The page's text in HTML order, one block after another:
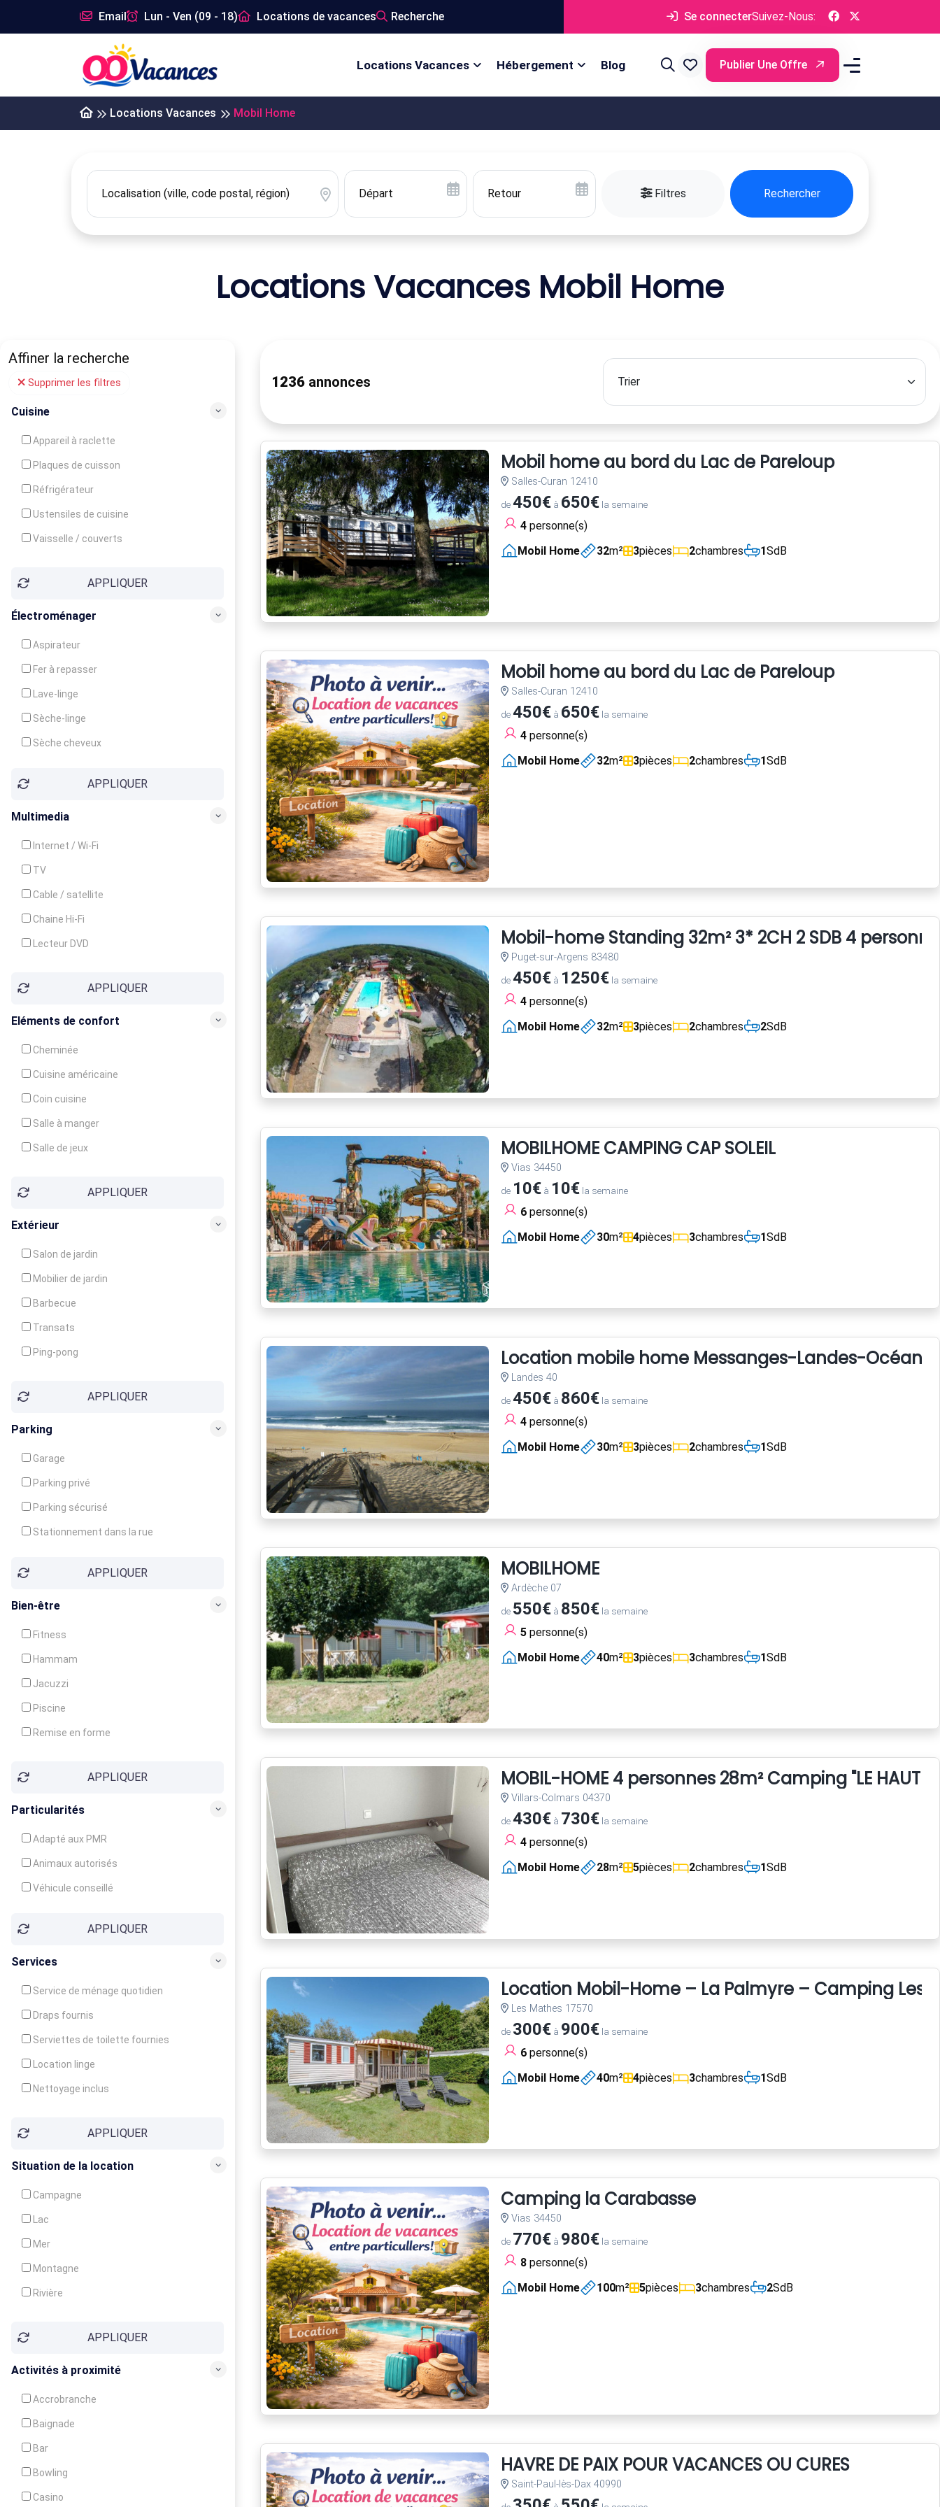
Email Lun - Ven (09 - 18) Locations de vacances Recherche Se connecterSuivez-Nous:
Locations Vacances Hébergement Blog Publier Une Offre
Locations Vacances Mobil Home
Filtres Rechercher
Locations Vacances Mobil Home
Affiner la recherche
Supprimer les filtres
Cuisine
Appareil à raclette
Plaques de cuisson
Réfrigérateur
Ustensiles de cuisine
Vaisselle / couverts
Congélateur
APPLIQUER
Électroménager
Aspirateur
Fer à repasser
Lave-linge
Sèche-linge
Sèche cheveux
APPLIQUER
Multimedia
Internet / Wi-Fi
TV
Cable / satellite
Chaine Hi-Fi
Lecteur DVD
APPLIQUER
Eléments de confort
Cheminée
Cuisine américaine
Coin cuisine
Salle à manger
Salle de jeux
Balcon / Terrasse
APPLIQUER
Extérieur
Salon de jardin
Mobilier de jardin
Barbecue
Transats
Ping-pong
Jeux d'enfantsAPPLIQUER
Parking
Garage
Parking privé
Parking sécurisé
Stationnement dans la rue
APPLIQUER
Bien-être
Fitness
Hammam
Jacuzzi
Piscine
Remise en forme
Soins du corpsAPPLIQUER
Particularités
Adapté aux PMR
Animaux autorisés
Véhicule conseillé
APPLIQUER
Services
Service de ménage quotidien
Draps fournis
Serviettes de toilette fournies
Location linge
Nettoyage inclus
Garde d'enfants
Crèche
APPLIQUER
Situation de la location
Campagne
Lac
Mer
Montagne
Rivière
APPLIQUER
Activités à proximité
Accrobranche
Baignade
Bar
Bowling
Casino
1236 annonces
Mobil home au bord du Lac de Pareloup
Salles-Curan 12410
de450€à 650€la semaine
4personne(s)
Mobil Home
32m² 3pièces 2chambres 1SdB
Mobil home au bord du Lac de Pareloup
Salles-Curan 12410
de450€à 650€la semaine
4personne(s)
Mobil Home
32m² 3pièces 2chambres 1SdB
Mobil-home Standing 32m² 3* 2CH 2 SDB 4 personne
Puget-sur-Argens 83480
de450€à 1250€la semaine
4personne(s)
Mobil Home
32m² 3pièces 2chambres 2SdB
MOBILHOME CAMPING CAP SOLEIL
Vias 34450
de 10€à 10€la semaine
6personne(s)
Mobil Home
30m² 4pièces 3chambres 1SdB
Location mobile home Messanges-Landes-Océan
Landes 40
de450€à 860€la semaine
4personne(s)
Mobil Home
30m² 3pièces 2chambres 1SdB
MOBILHOME
Ardèche 07
de 550€à 850€la semaine
5personne(s)
Mobil Home
40m² 3pièces 3chambres 1SdB
MOBIL-HOME 4 personnes 28m² Camping "LE HAUT
Villars-Colmars 04370
de430€à 730€la semaine
4personne(s)
Mobil Home
28m² 5pièces 2chambres 1SdB
Location Mobil-Home – La Palmyre – Camping Les
Les Mathes 17570
de 300€à 900€la semaine
6personne(s)
Mobil Home
40m² 4pièces 3chambres 1SdB
Camping la Carabasse
Vias 34450
de 770€à 980€la semaine
8personne(s)
Mobil Home
100m² 5pièces 3chambres 2SdB
HAVRE DE PAIX POUR VACANCES OU CURES
Saint-Paul-lès-Dax 40990